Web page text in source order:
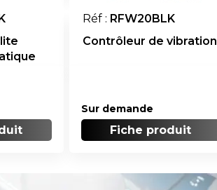
Réf : RFW20BLK
Contrôleur de vibration
Sur demande
Fiche produit